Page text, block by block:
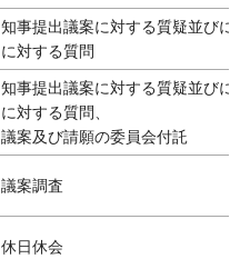
知事提出議案に対する質疑並びに
に対する質問
知事提出議案に対する質疑並びに
に対する質問、
議案及び請願の委員会付託
議案調査
休日休会